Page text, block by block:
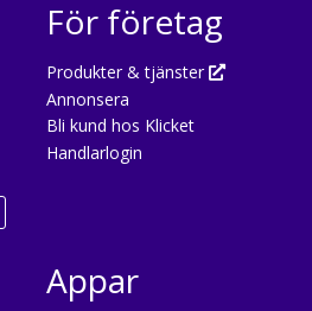
För företag
Produkter & tjänster
Annonsera
Bli kund hos Klicket
Handlarlogin
Appar